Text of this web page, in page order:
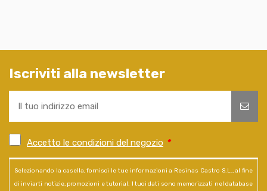
Iscriviti alla newsletter
Accetto le condizioni del negozio *
Selezionando la casella, fornisci le tue informazioni a Resinas Castro S.L., al fine
di inviarti notizie, promozioni e tutorial. I tuoi dati sono memorizzati nel database